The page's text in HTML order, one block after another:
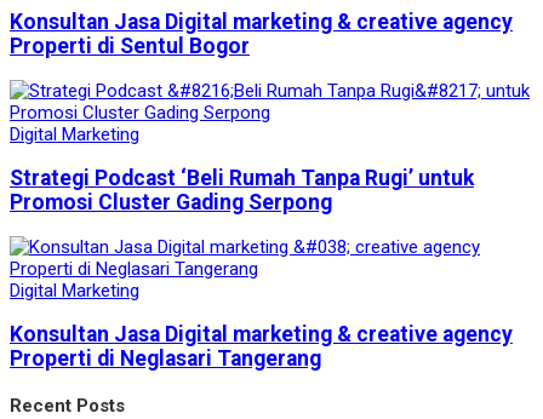
Konsultan Jasa Digital marketing & creative agency
Properti di Sentul Bogor
Digital Marketing
Strategi Podcast ‘Beli Rumah Tanpa Rugi’ untuk
Promosi Cluster Gading Serpong
Digital Marketing
Konsultan Jasa Digital marketing & creative agency
Properti di Neglasari Tangerang
Recent Posts